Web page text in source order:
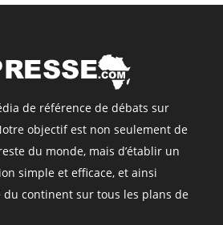
de référence de débats sur
objectif est non seulement de
du monde, mais d’établir un
simple et efficace, et ainsi
continent sur tous les plans de